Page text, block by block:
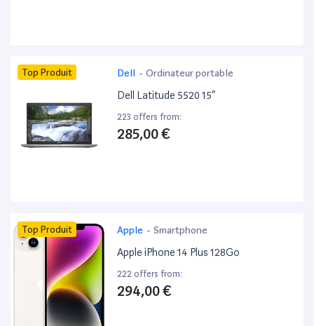
Top Produit Dell - Ordinateur portable
Dell Latitude 5520 15”
223 offers from:
285,00 €
Top Produit Apple - Smartphone
Apple iPhone 14 Plus 128Go
222 offers from:
294,00 €